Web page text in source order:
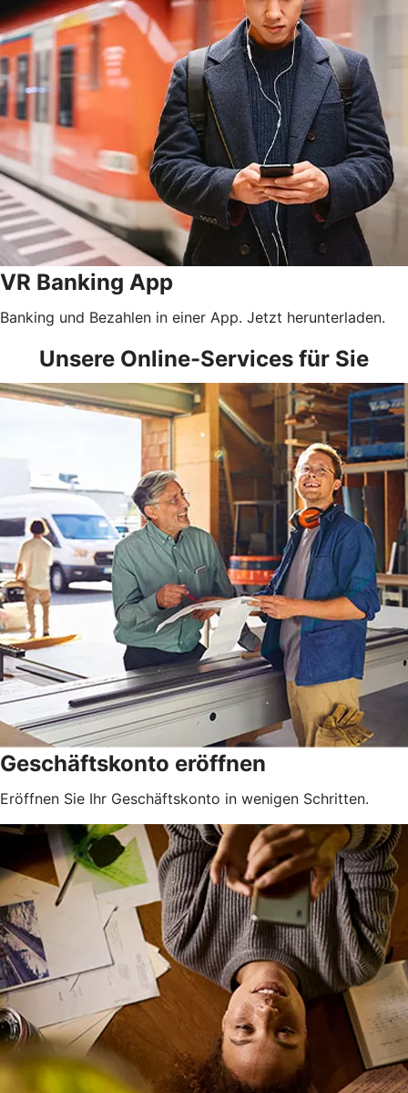
VR Banking App
Banking und Bezahlen in einer App. Jetzt herunterladen.
Unsere Online-Services für Sie
Geschäftskonto eröffnen
Eröffnen Sie Ihr Geschäftskonto in wenigen Schritten.